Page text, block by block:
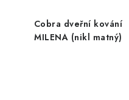
Cobra dveřní kování
MILENA (nikl matný)